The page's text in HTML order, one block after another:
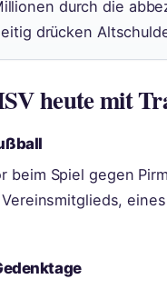
durch die
drücken
heute mit
beim Spiel gegen